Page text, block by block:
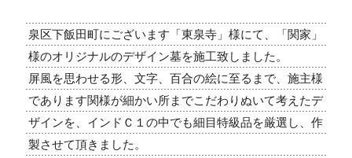
泉区下飯田町にございます「東泉寺」様にて、「関家」
様のオリジナルのデザイン墓を施工致しました。
屏風を思わせる形、文字、百合の絵に至るまで、施主様
であります関様が細かい所までこだわりぬいて考えたデ
ザインを、インドＣ１の中でも細目特級品を厳選し、作
製させて頂きました。